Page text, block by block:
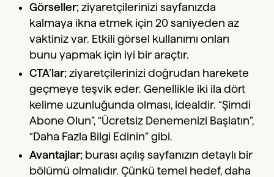
Görseller; ziyaretçilerinizi sayfanızda
kalmaya ikna etmek için 20 saniyeden az
vaktiniz var. Etkili görsel kullanımı onları
bunu yapmak için iyi bir araçtır.
CTA’lar; ziyaretçilerinizi doğrudan harekete
geçmeye teşvik eder. Genellikle iki ila dört
kelime uzunluğunda olması, idealdir. “Şimdi
Abone Olun”, “Ücretsiz Denemenizi Başlatın”,
“Daha Fazla Bilgi Edinin” gibi.
Avantajlar; burası açılış sayfanızın detaylı bir
bölümü olmalıdır. Çünkü temel hedef, daha